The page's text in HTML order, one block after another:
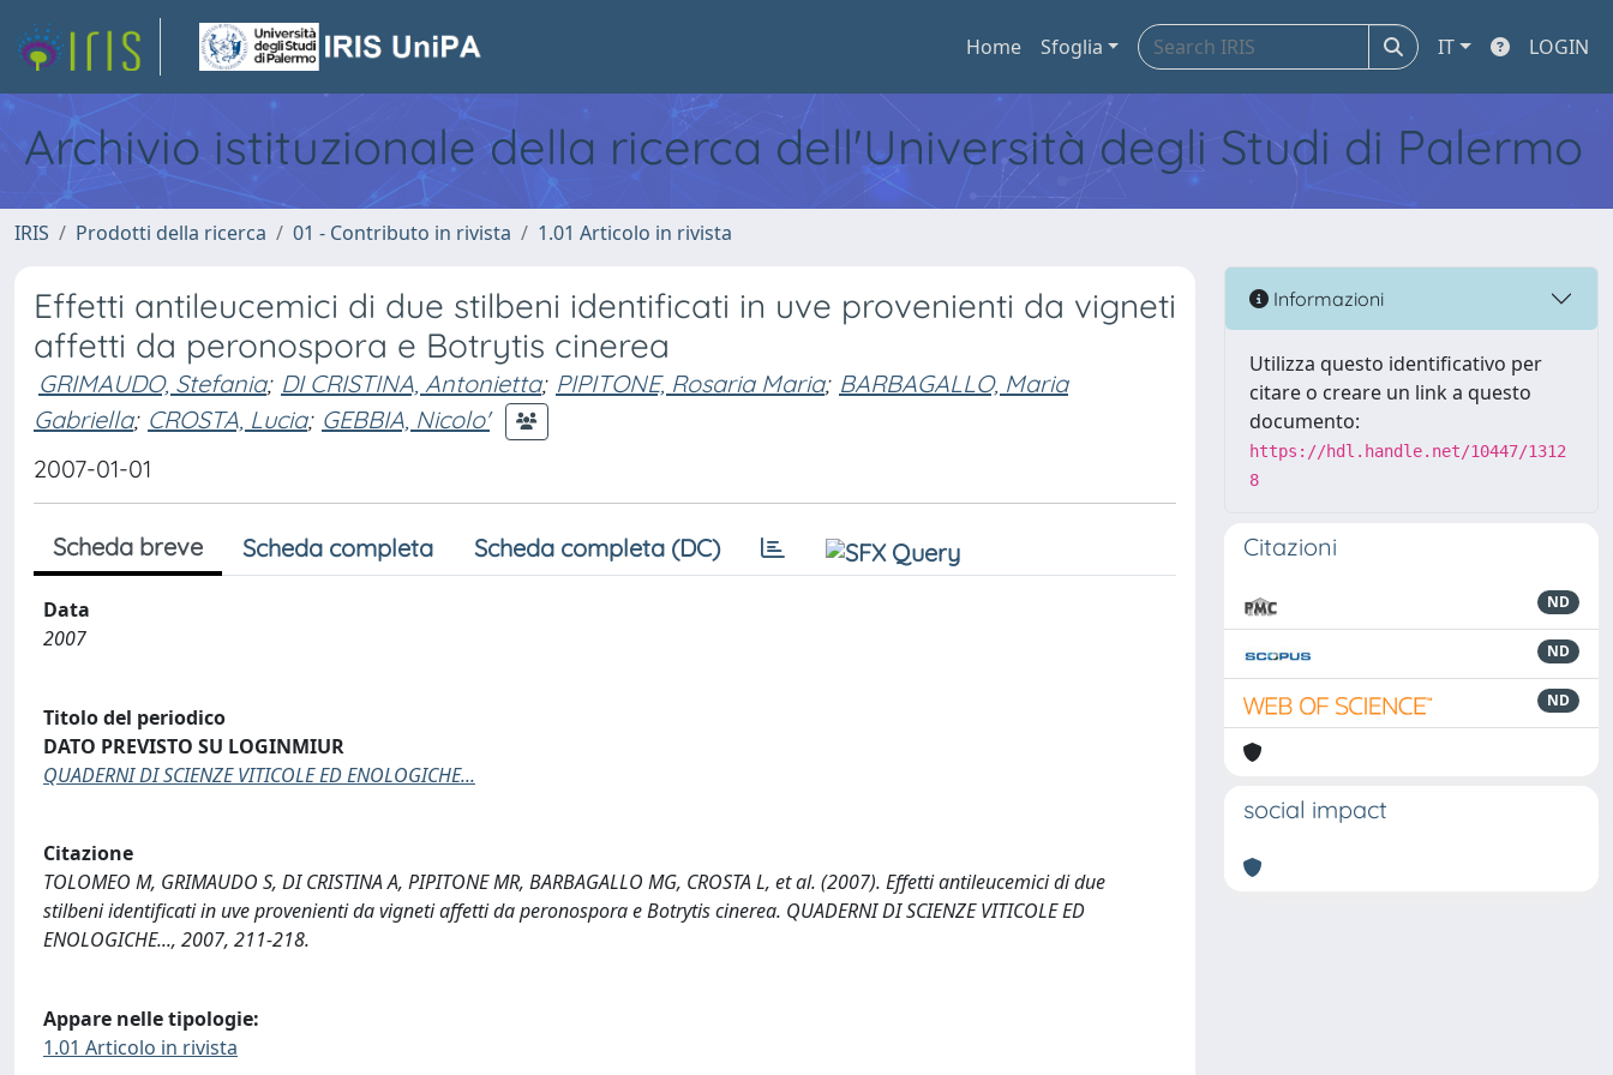
Home Sfoglia IT LOGIN
Archivio istituzionale della ricerca dell'Università degli Studi di Palermo
IRIS Prodotti della ricerca 01 - Contributo in rivista 1.01 Articolo in rivista
Effetti antileucemici di due stilbeni identificati in uve provenienti da vigneti
affetti da peronospora e Botrytis cinerea
GRIMAUDO, Stefania; DI CRISTINA, Antonietta; PIPITONE, Rosaria Maria; BARBAGALLO, Maria
Gabriella; CROSTA, Lucia; GEBBIA, Nicolo'
2007-01-01
Scheda breve Scheda completa Scheda completa (DC)
Data
2007
Titolo del periodico
DATO PREVISTO SU LOGINMIUR
QUADERNI DI SCIENZE VITICOLE ED ENOLOGICHE...
Citazione
TOLOMEO M, GRIMAUDO S, DI CRISTINA A, PIPITONE MR, BARBAGALLO MG, CROSTA L, et al. (2007). Effetti antileucemici di due
stilbeni identificati in uve provenienti da vigneti affetti da peronospora e Botrytis cinerea. QUADERNI DI SCIENZE VITICOLE ED
ENOLOGICHE..., 2007, 211-218.
Appare nelle tipologie:
1.01 Articolo in rivista
Informazioni
Utilizza questo identificativo per
citare o creare un link a questo
documento:
https://hdl.handle.net/10447/1312
8
Citazioni
ND
ND
ND
social impact